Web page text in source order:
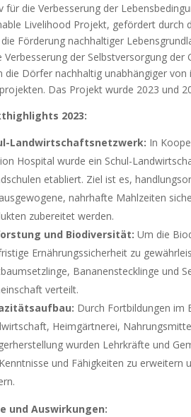
für die Verbesserung der
Livelihood Projekt, gefördert durch
Förderung nachhaltiger
Verbesserung der Selbstversorgung der
die Dörfer nachhaltig unabhängiger von
Das Projekt wurde 2023 und
2023:
Landwirtschaftsnetzwerk: In
Hospital wurde ein Schul-
etabliert. Ziel ist es,
nahrhafte Mahlzeiten
zubereitet werden.
und Biodiversität: Um die
Ernährungssicherheit zu
Bananenstecklinge und
verteilt.
Durch Fortbildungen im
Heimgärtnerei,
wurden Lehrkräfte und
und Fähigkeiten zu erweitern
und Auswirkungen: